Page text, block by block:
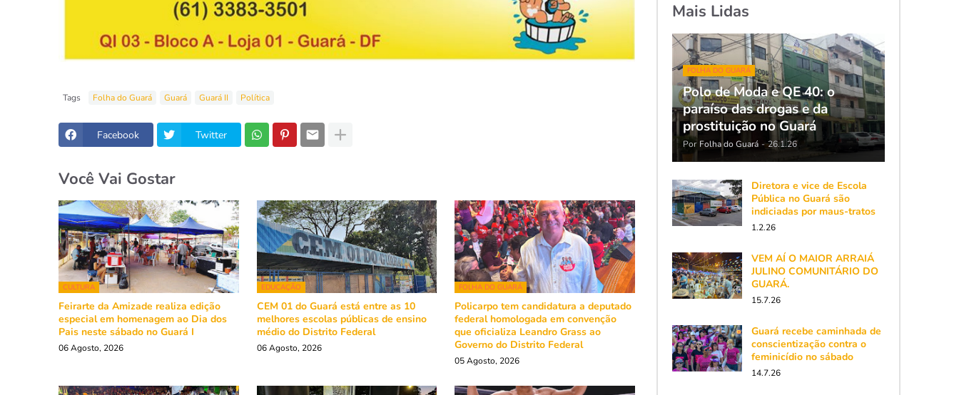
Tags Folha do Guará Guará Guará II Política
Facebook Twitter
Você Vai Gostar
CULTURA
Feirarte da Amizade realiza edição
especial em homenagem ao Dia dos
Pais neste sábado no Guará I
06 Agosto, 2026
EDUCAÇÃO
CEM 01 do Guará está entre as 10
melhores escolas públicas de ensino
médio do Distrito Federal
06 Agosto, 2026
FOLHA DO GUARÁ
Policarpo tem candidatura a deputado
federal homologada em convenção
que oficializa Leandro Grass ao
Governo do Distrito Federal
05 Agosto, 2026
Mais Lidas
FOLHA DO GUARÁ
Polo de Moda e QE 40: o
paraíso das drogas e da
prostituição no Guará
Por Folha do Guará - 26.1.26
Diretora e vice de Escola
Pública no Guará são
indiciadas por maus-tratos
1.2.26
VEM AÍ O MAIOR ARRAIÁ
JULINO COMUNITÁRIO DO
GUARÁ.
15.7.26
Guará recebe caminhada de
conscientização contra o
feminicídio no sábado
14.7.26